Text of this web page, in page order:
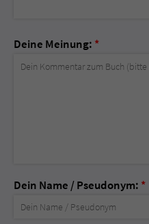
Deine Meinung: *
Dein Name / Pseudonym: *